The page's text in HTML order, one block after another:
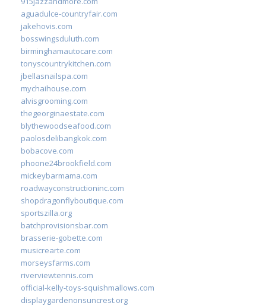
aguadulce-countryfair.com
jakehovis.com
bosswingsduluth.com
birminghamautocare.com
tonyscountrykitchen.com
jbellasnailspa.com
mychaihouse.com
alvisgrooming.com
thegeorginaestate.com
blythewoodseafood.com
paolosdelibangkok.com
bobacove.com
phoone24brookfield.com
mickeybarmama.com
roadwayconstructioninc.com
shopdragonflyboutique.com
sportszilla.org
batchprovisionsbar.com
brasserie-gobette.com
musicrearte.com
morseysfarms.com
riverviewtennis.com
official-kelly-toys-squishmallows.com
displaygardenonsuncrest.org